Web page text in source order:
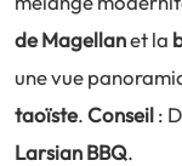
de Magellanet la
une vue
taoïste.Conseil:
Larsian BBQ.